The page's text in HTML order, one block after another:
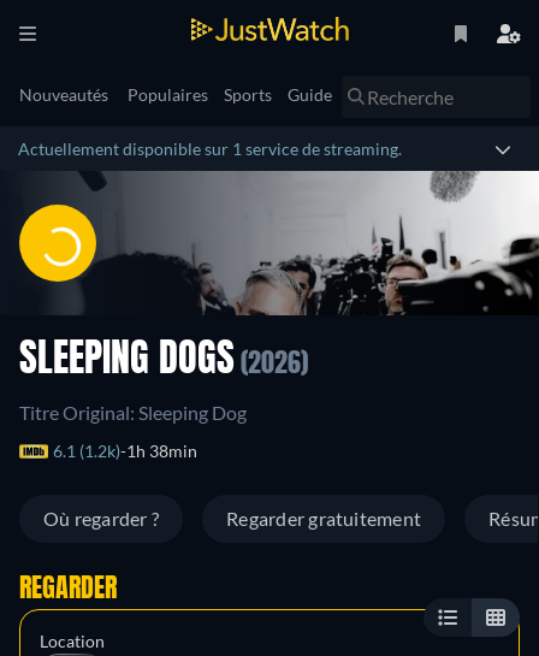
Nouveautés Populaires Sports Guide
Actuellement disponible sur 1 service de streaming.
SLEEPING DOGS (2026)
Titre Original: Sleeping Dog
6.1 (1.2k) 1h 38min
Où regarder ? Regarder gratuitement
REGARDER
Location